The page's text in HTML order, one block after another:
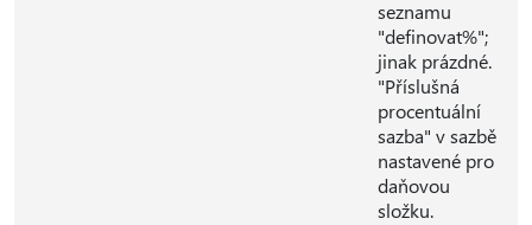
seznamu
"definovat%";
jinak prázdné.
"Příslušná
procentuální
sazba" v sazbě
nastavené pro
daňovou
složku.